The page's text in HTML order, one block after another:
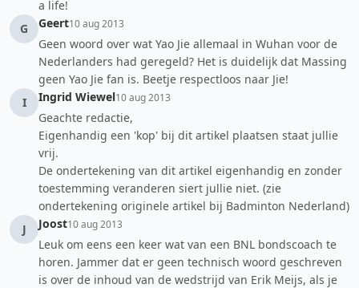
a life!
G
Geert10 aug 2013
Geen woord over wat Yao Jie allemaal in Wuhan voor de
Nederlanders had geregeld? Het is duidelijk dat Massing
geen Yao Jie fan is. Beetje respectloos naar Jie!
I
Ingrid Wiewel10 aug 2013
Geachte redactie,
Eigenhandig een 'kop' bij dit artikel plaatsen staat jullie
vrij.
De ondertekening van dit artikel eigenhandig en zonder
toestemming veranderen siert jullie niet. (zie
ondertekening originele artikel bij Badminton Nederland)
J
Joost10 aug 2013
Leuk om eens een keer wat van een BNL bondscoach te
horen. Jammer dat er geen technisch woord geschreven
is over de inhoud van de wedstrijd van Erik Meijs, als je